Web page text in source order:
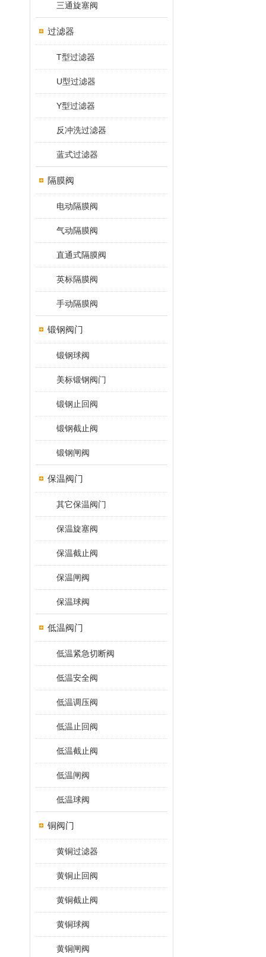
三通旋塞阀
过滤器
T型过滤器
U型过滤器
Y型过滤器
反冲洗过滤器
蓝式过滤器
隔膜阀
电动隔膜阀
气动隔膜阀
直通式隔膜阀
英标隔膜阀
手动隔膜阀
锻钢阀门
锻钢球阀
美标锻钢阀门
锻钢止回阀
锻钢截止阀
锻钢闸阀
保温阀门
其它保温阀门
保温旋塞阀
保温截止阀
保温闸阀
保温球阀
低温阀门
低温紧急切断阀
低温安全阀
低温调压阀
低温止回阀
低温截止阀
低温闸阀
低温球阀
铜阀门
黄铜过滤器
黄铜止回阀
黄铜截止阀
黄铜球阀
黄铜闸阀